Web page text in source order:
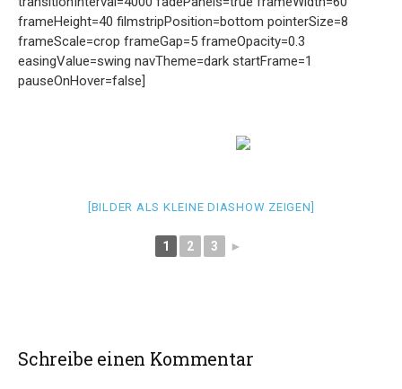
frameHeight=40 filmstripPosition=bottom pointerSize=8
frameScale=crop frameGap=5 frameOpacity=0.3
easingValue=swing navTheme=dark startFrame=1
pauseOnHover=false]
[BILDER ALS KLEINE DIASHOW ZEIGEN]
1 2 3 ►
Schreibe einen Kommentar